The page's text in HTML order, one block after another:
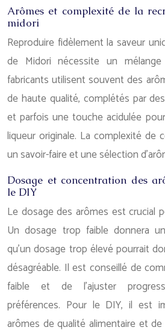
Arômes et complexité de la
midori
Reproduire fidèlement la saveur
de Midori nécessite un mélange
fabricants utilisent souvent des
de haute qualité, complétés par
et parfois une touche acidulée
liqueur originale. La complexité de
un savoir-faire et une sélection
Dosage et concentration des
le DIY
Le dosage des arômes est crucial
Un dosage trop faible donnera
qu’un dosage trop élevé pourrait
désagréable. Il est conseillé de
faible et de l’ajuster
préférences. Pour le DIY, il est
arômes de qualité alimentaire et